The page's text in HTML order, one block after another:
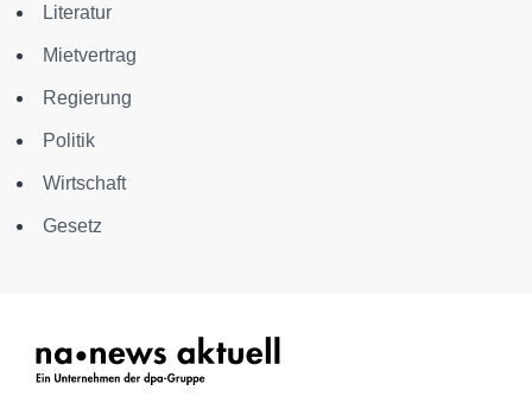
Literatur
Mietvertrag
Regierung
Politik
Wirtschaft
Gesetz